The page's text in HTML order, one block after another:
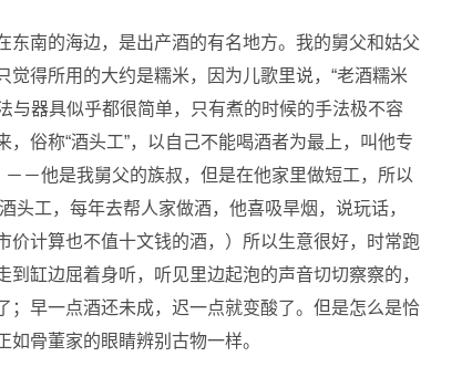
南的海边，是出产酒的有名地方。我的舅父和姑父
得所用的大约是糯米，因为儿歌里说，“老酒糯米
器具似乎都很简单，只有煮的时候的手法极不容
俗称“酒头工”，以自己不能喝酒者为最上，叫他专
－他是我舅父的族叔，但是在他家里做短工，所以
头工，每年去帮人家做酒，他喜吸旱烟，说玩话，
计算也不值十文钱的酒，）所以生意很好，时常跑
缸边屈着身听，听见里边起泡的声音切切察察的，
早一点酒还未成，迟一点就变酸了。但是怎么是恰
骨董家的眼睛辨别古物一样。